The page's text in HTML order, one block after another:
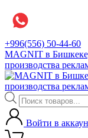
+996(556) 50-44-60
MAGNIT в
производства
Войти в